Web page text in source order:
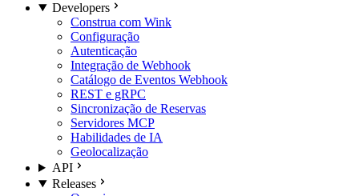
Developers
Construa com Wink
Configuração
Autenticação
Integração de Webhook
Catálogo de Eventos Webhook
REST e gRPC
Sincronização de Reservas
Servidores MCP
Habilidades de IA
Geolocalização
API
Releases